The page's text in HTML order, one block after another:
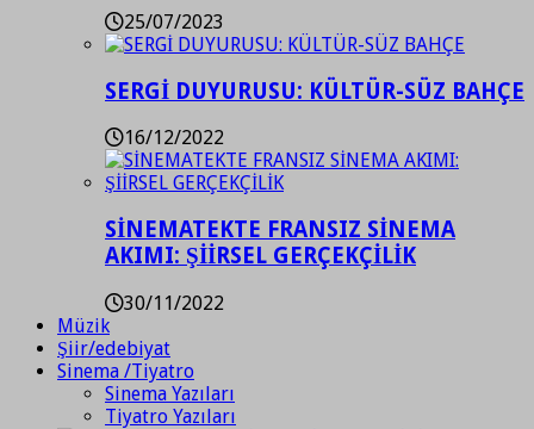
25/07/2023
SERGİ DUYURUSU: KÜLTÜR-SÜZ BAHÇE
16/12/2022
SİNEMATEKTE FRANSIZ SİNEMA
AKIMI: ŞİİRSEL GERÇEKÇİLİK
30/11/2022
Müzik
Şiir/edebiyat
Sinema /Tiyatro
Sinema Yazıları
Tiyatro Yazıları